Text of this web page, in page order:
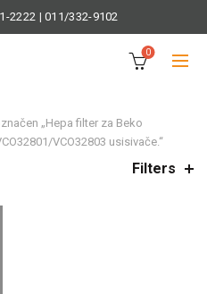
2222 |011/332-9102
0
„Hepa filter za Beko
VCO32803 usisivače.“
Filters